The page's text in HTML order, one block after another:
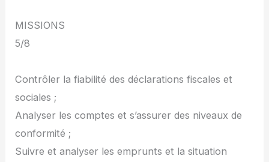
MISSIONS
5/8
Contrôler la fiabilité des déclarations fiscales et
sociales ;
Analyser les comptes et s’assurer des niveaux de
conformité ;
Suivre et analyser les emprunts et la situation